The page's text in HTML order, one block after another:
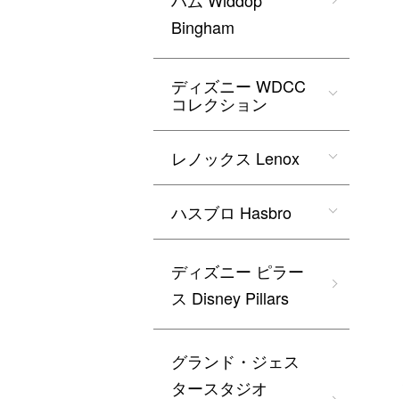
Bingham
ディズニー WDCC
コレクション
レノックス Lenox
ハスブロ Hasbro
ディズニー ピラー
ス Disney Pillars
グランド・ジェス
タースタジオ